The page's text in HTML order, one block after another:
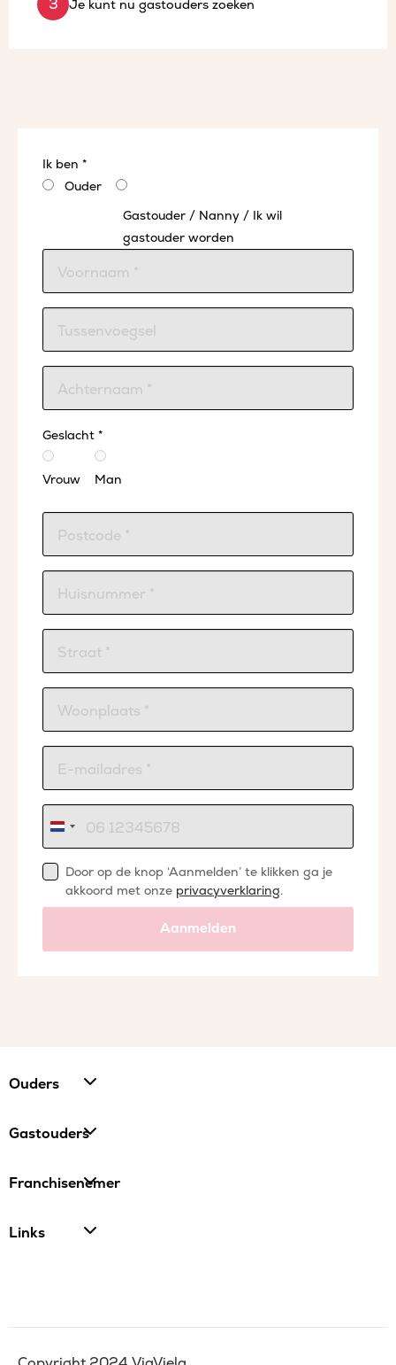
Je kunt nu gastouders zoeken
Ik ben *
Ouder
Gastouder / Nanny / Ik wil
gastouder worden
Geslacht *
Vrouw Man
Nederland
+31
Door op de knop ‘Aanmelden’ te klikken ga je
akkoord met onze privacyverklaring.
Aanmelden
Ouders
Gastouders
Franchisenemer
Links